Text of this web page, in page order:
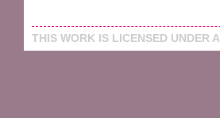
THIS WORK IS LICENSED UNDER A